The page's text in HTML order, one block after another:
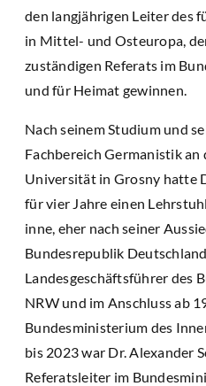
den langjährigen Leiter des
in Mittel- und Osteuropa,
zuständigen Referats im
und für Heimat gewinnen.
Nach seinem Studium und
Fachbereich Germanistik
Universität in Grosny hatte
für vier Jahre einen
inne, eher nach seiner
Bundesrepublik
Landesgeschäftsführer des
NRW und im Anschluss ab
Bundesministerium des
bis 2023 war Dr. Alexander
Referatsleiter im